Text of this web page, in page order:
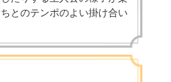
とのテンポのよい掛け合い